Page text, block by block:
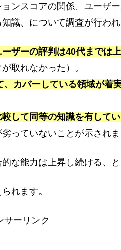
ンスコアの関係、ユーザ
識、について調査が行われ
ザーの評判は40代までは
取れなかった）。
カバーしている領域が着
して同等の知識を有して
っていないことが示されま
な能力は上昇し続ける、と
れます。
サーリンク